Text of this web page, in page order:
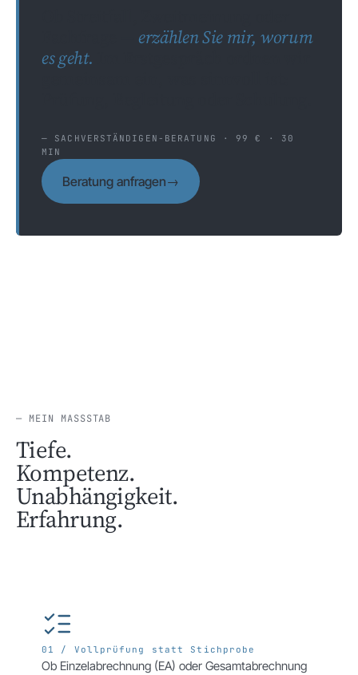
erzählen Sie mir, worum
es geht.
— SACHVERSTÄNDIGEN-BERATUNG · 99 € · 30
MIN
Beratung anfragen→
— MEIN MASSSTAB
Tiefe.
Kompetenz.
Unabhängigkeit.
Erfahrung.
01 / Vollprüfung statt Stichprobe
Ob Einzelabrechnung (EA) oder Gesamtabrechnung